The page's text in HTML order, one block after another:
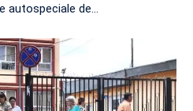
autospeciale de…